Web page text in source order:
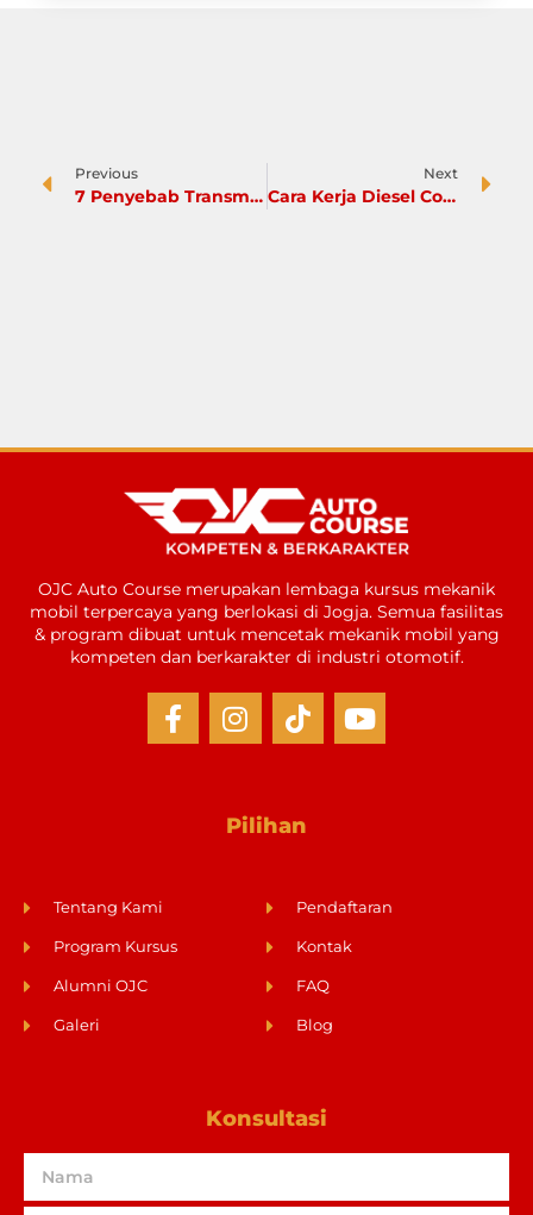
Previous
7 Penyebab Transmisi Matic Tidak Mau Pindah Gigi
Next
Cara Kerja Diesel Common Rail pada Mobil Diesel
OJC Auto Course merupakan lembaga kursus mekanik
mobil terpercaya yang berlokasi di Jogja. Semua fasilitas
& program dibuat untuk mencetak mekanik mobil yang
kompeten dan berkarakter di industri otomotif.
Pilihan
Tentang Kami
Program Kursus
Alumni OJC
Galeri
Pendaftaran
Kontak
FAQ
Blog
Konsultasi